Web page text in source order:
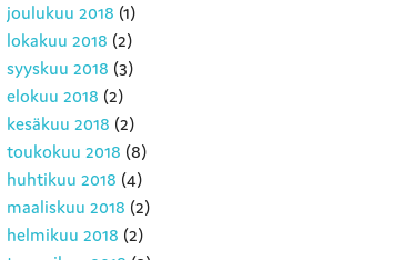
joulukuu 2018 (1)
lokakuu 2018 (2)
syyskuu 2018 (3)
elokuu 2018 (2)
kesäkuu 2018 (2)
toukokuu 2018 (8)
huhtikuu 2018 (4)
maaliskuu 2018 (2)
helmikuu 2018 (2)